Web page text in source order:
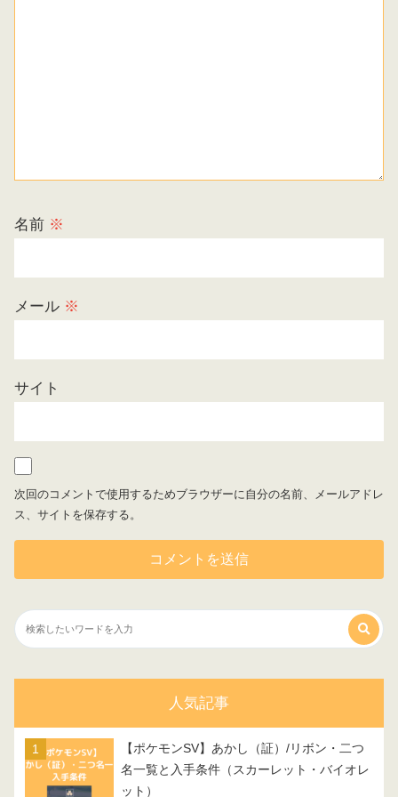
名前 ※
メール ※
サイト
次回のコメントで使用するためブラウザーに自分の名前、メールアドレ
ス、サイトを保存する。
人気記事
【ポケモンSV】あかし（証）/リボン・二つ
名一覧と入手条件（スカーレット・バイオレ
ット）